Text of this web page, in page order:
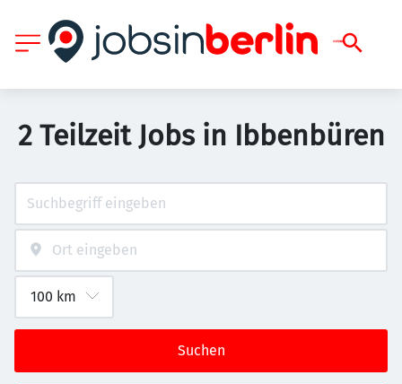
2 Teilzeit Jobs in Ibbenbüren
Suchen